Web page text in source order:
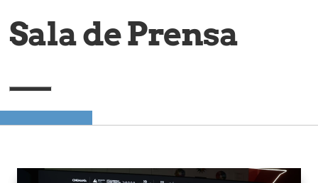
Sala de Prensa